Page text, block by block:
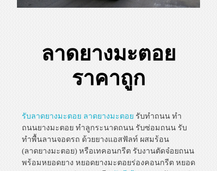
ลาดยางมะตอย
ราคาถูก
รับลาดยางมะตอย ลาดยางมะตอย รับทำถนน ทำ
ถนนยางมะตอย ทำลูกระนาดถนน รับซ่อมถนน รับ
ทำพื้นลานจอดรถ ด้วยยางแอสฟัลท์ ผสมร้อน
(ลาดยางมะตอย) หรือเทคอนกรีต รับงานตัดจ๋อยถนน
พร้อมหยอดยาง หยอดยางมะตอยร่องคอนกรีต หยอด